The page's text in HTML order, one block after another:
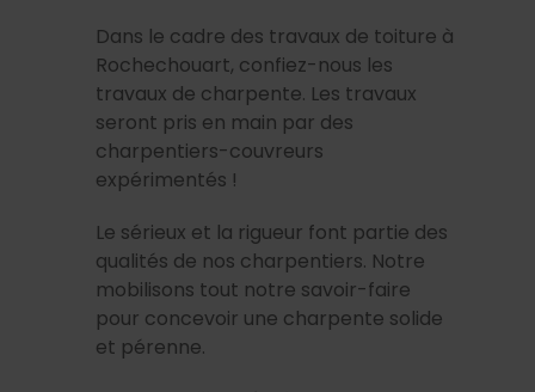
Dans le cadre des travaux de toiture à
Rochechouart, confiez-nous les
travaux de charpente. Les travaux
seront pris en main par des
charpentiers-couvreurs
expérimentés !
Le sérieux et la rigueur font partie des
qualités de nos charpentiers. Notre
mobilisons tout notre savoir-faire
pour concevoir une charpente solide
et pérenne.